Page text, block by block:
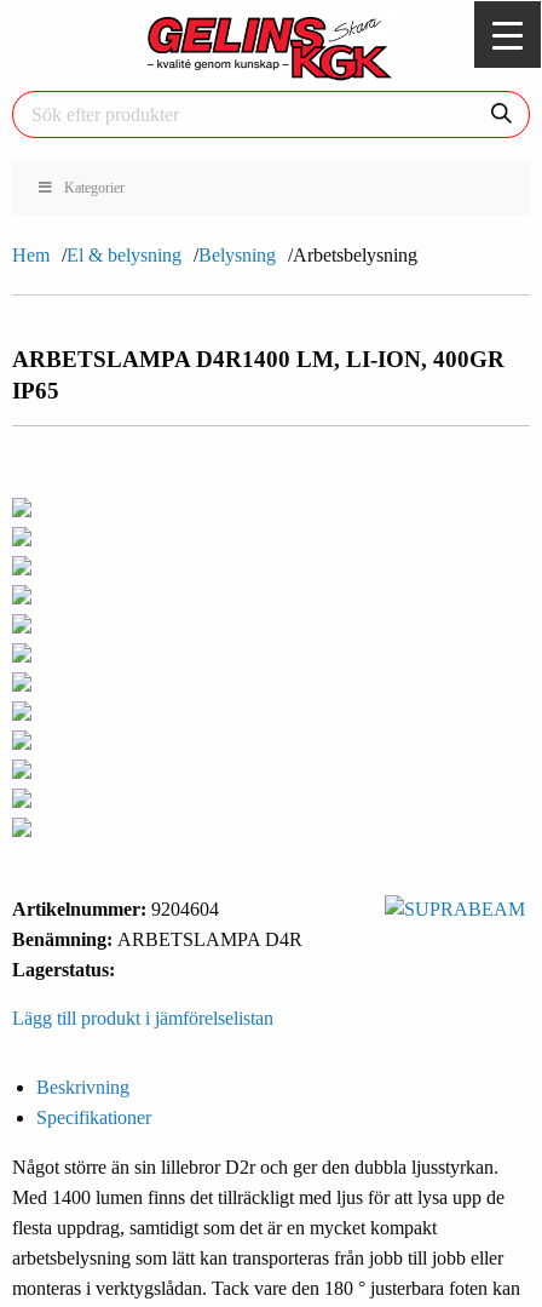
Kategorier
Hem El & belysning Belysning Arbetsbelysning
ARBETSLAMPA D4R1400 LM, LI-ION, 400GR
IP65
Artikelnummer: 9204604
Benämning: ARBETSLAMPA D4R
Lagerstatus:
Lägg till produkt i jämförelselistan
Beskrivning
Specifikationer
Något större än sin lillebror D2r och ger den dubbla ljusstyrkan.
Med 1400 lumen finns det tillräckligt med ljus för att lysa upp de
flesta uppdrag, samtidigt som det är en mycket kompakt
arbetsbelysning som lätt kan transporteras från jobb till jobb eller
monteras i verktygslådan. Tack vare den 180 ° justerbara foten kan